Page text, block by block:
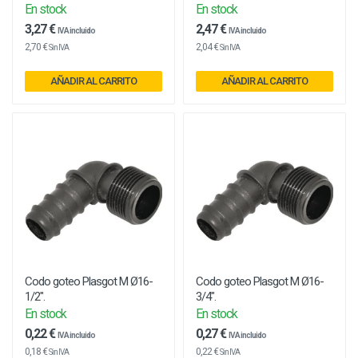
En stock
3,27 € IVA incluido
2,70 €Sin IVA
AÑADIR AL CARRITO
En stock
2,47 € IVA incluido
2,04 €Sin IVA
AÑADIR AL CARRITO
Codo goteo Plasgot M Ø16-
1/2".
En stock
0,22 € IVA incluido
0,18 €Sin IVA
Codo goteo Plasgot M Ø16-
3/4".
En stock
0,27 € IVA incluido
0,22 €Sin IVA